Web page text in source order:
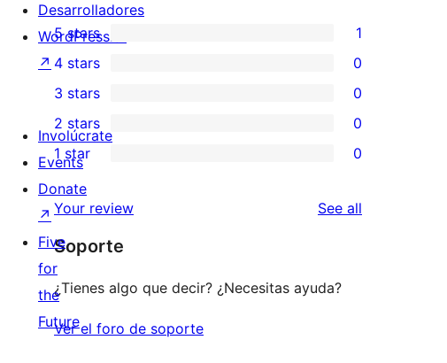
1
5-
star
review
5 stars 1
4-
star
reviews
4 stars 0
0
3-
star
reviews
3 stars 0
0
2-
star
reviews
2 stars 0
0
1-
star
reviews
1 star 0
Your review See all
Soporte
¿Tienes algo que decir? ¿Necesitas ayuda?
Ver el foro de soporte
Desarrolladores
WordPress.tv
↗
Involúcrate
Events
Donate
↗
Five
for
the
Future